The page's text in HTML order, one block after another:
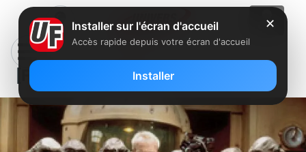
[Film] Le cinquième élément
✕
Installer sur l'écran d'accueil
Accès rapide depuis votre écran d'accueil
Installer